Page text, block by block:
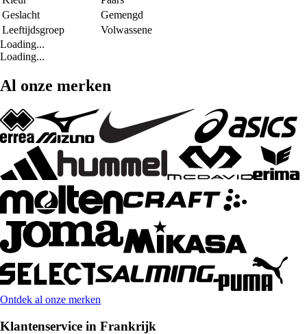
Geslacht
Gemengd
Leeftijdsgroep
Volwassene
Loading...
Loading...
Al onze merken
Ontdek al onze merken
Klantenservice in Frankrijk